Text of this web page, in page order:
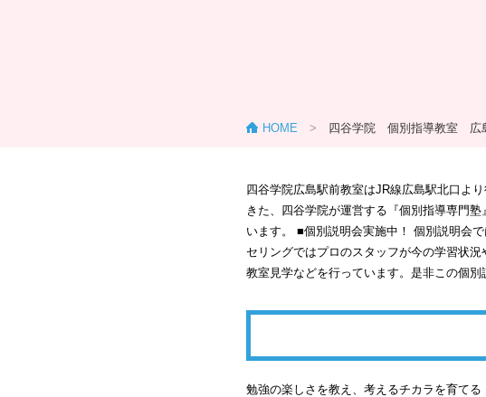
HOME > 四谷学院 個別指導教室 広
四谷学院広島駅前教室はJR線広島駅北口よ
きた、四谷学院が運営する『個別指導専門
います。 ■個別説明会実施中！ 個別説明会
セリングではプロのスタッフが今の学習状
教室見学などを行っています。是非この個別
勉強の楽しさを教え、考えるチカラを育て